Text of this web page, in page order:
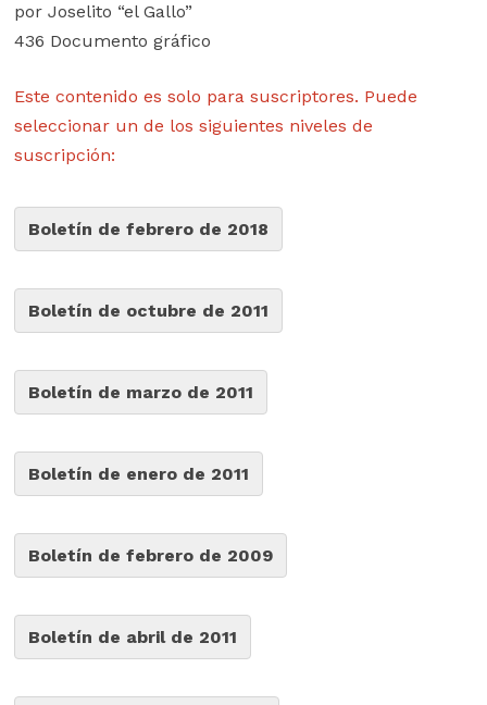
por Joselito “el Gallo”
436 Documento gráfico
Este contenido es solo para suscriptores. Puede
seleccionar un de los siguientes niveles de
suscripción:
Boletín de febrero de 2018
Boletín de octubre de 2011
Boletín de marzo de 2011
Boletín de enero de 2011
Boletín de febrero de 2009
Boletín de abril de 2011